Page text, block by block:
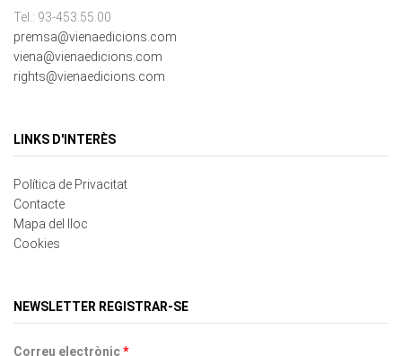
Tel.: 93-453.55.00
premsa@vienaedicions.com
viena@vienaedicions.com
rights@vienaedicions.com
LINKS D'INTERÈS
Política de Privacitat
Contacte
Mapa del lloc
Cookies
NEWSLETTER REGISTRAR-SE
Correu electrònic*